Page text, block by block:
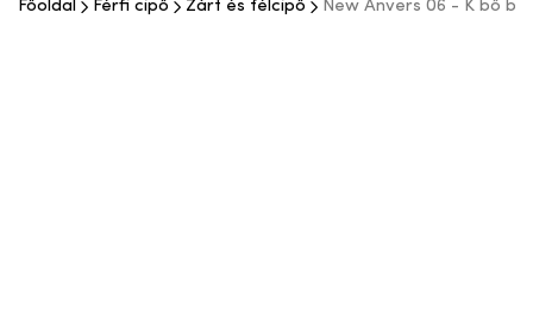
Főoldal Férfi cipő Zárt és félcipő New Anvers 06 - K bő